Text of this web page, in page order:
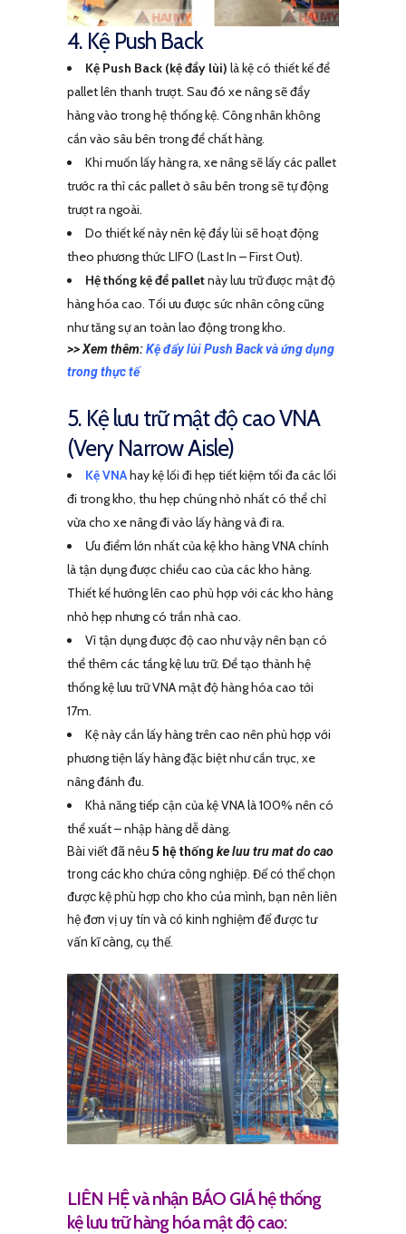
4. Kệ Push Back
Kệ Push Back (kệ đẩy lùi) là kệ có thiết kế để
pallet lên thanh trượt. Sau đó xe nâng sẽ đẩy
hàng vào trong hệ thống kệ. Công nhân không
cần vào sâu bên trong để chất hàng.
Khi muốn lấy hàng ra, xe nâng sẽ lấy các pallet
trước ra thì các pallet ở sâu bên trong sẽ tự động
trượt ra ngoài.
Do thiết kế này nên kệ đẩy lùi sẽ hoạt động
theo phương thức LIFO (Last In – First Out).
Hệ thống kệ để palletnày lưu trữ được mật độ
hàng hóa cao. Tối ưu được sức nhân công cũng
như tăng sự an toàn lao động trong kho.
>> Xem thêm:Kệ đẩy lùi Push Back và ứng dụng
trong thực tế
5. Kệ lưu trữ mật độ cao VNA
(Very Narrow Aisle)
Kệ VNAhay kệ lối đi hẹp tiết kiệm tối đa các lối
đi trong kho, thu hẹp chúng nhỏ nhất có thể chỉ
vừa cho xe nâng đi vào lấy hàng và đi ra.
Ưu điểm lớn nhất của kệ kho hàng VNA chính
là tận dụng được chiều cao của các kho hàng.
Thiết kế hướng lên cao phù hợp với các kho hàng
nhỏ hẹp nhưng có trần nhà cao.
Vì tận dụng được độ cao như vậy nên bạn có
thể thêm các tầng kệ lưu trữ. Để tạo thành hệ
thống kệ lưu trữ VNA mật độ hàng hóa cao tới
17m.
Kệ này cần lấy hàng trên cao nên phù hợp với
phương tiện lấy hàng đặc biệt như cần trục, xe
nâng đánh đu.
Khả năng tiếp cận của kệ VNA là 100% nên có
thể xuất – nhập hàng dễ dàng.
Bài viết đã nêu 5 hệ thống ke luu tru mat do cao
trong các kho chứa công nghiệp. Để có thể chọn
được kệ phù hợp cho kho của mình, bạn nên liên
hệ đơn vị uy tín và có kinh nghiệm để được tư
vấn kĩ càng, cụ thể.
LIÊN HỆ và nhận BÁO GIÁ hệ thống
kệ lưu trữ hàng hóa mật độ cao: